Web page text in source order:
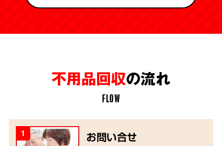
不用品回収の流れ
FLOW
1 お問い合せ